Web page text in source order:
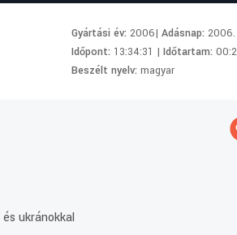
Gyártási év:2006|Adásnap:
Időpont: 13:34:31 |Időtartam:
Beszélt nyelv:magyar
ukránokkal